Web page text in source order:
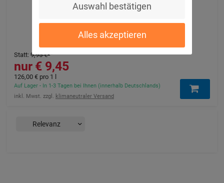
Auswahl bestätigen
Alles akzeptieren
WELEDA Skin Food light Creme
Creme
14026411
9,45 €
Statt: 9,95 €³
Auf Lager - In 1-3 Tagen bei Ihnen (innerhalb Deutschlands)
inkl. Mwst. zzgl. klimaneutraler Versand
126,00 € pro 1 l